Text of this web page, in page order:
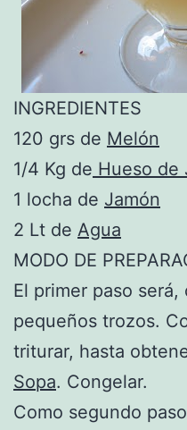
INGREDIENTES
120 grs de Melón
1/4 Kg de Hueso de
1 locha de Jamón
2 Lt de Agua
MODO DE
El primer paso
pequeños trozos.
triturar, hasta
Sopa. Congelar.
Como segundo